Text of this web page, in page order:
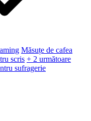
Măsuțe de cafea
scris + 2 următoare
sufragerie